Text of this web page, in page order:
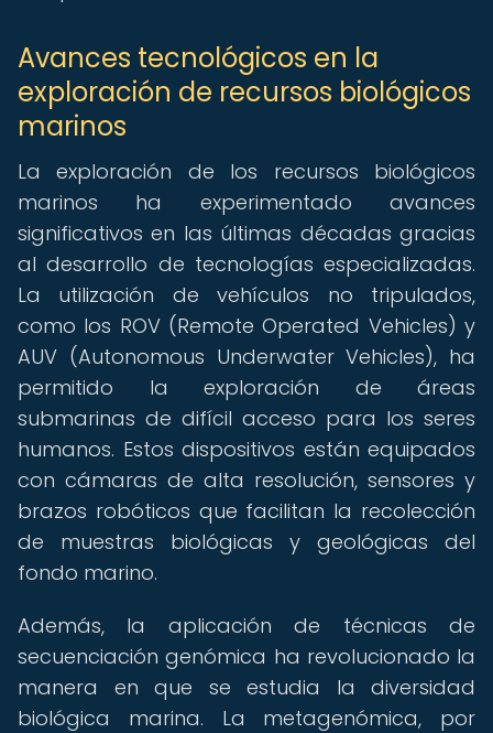
Avances tecnológicos en la
exploración de recursos biológicos
marinos
La exploración de los recursos biológicos
marinos ha experimentado avances
significativos en las últimas décadas gracias
al desarrollo de tecnologías especializadas.
La utilización de vehículos no tripulados,
como los ROV (Remote Operated Vehicles) y
AUV (Autonomous Underwater Vehicles), ha
permitido la exploración de áreas
submarinas de difícil acceso para los seres
humanos. Estos dispositivos están equipados
con cámaras de alta resolución, sensores y
brazos robóticos que facilitan la recolección
de muestras biológicas y geológicas del
fondo marino.
Además, la aplicación de técnicas de
secuenciación genómica ha revolucionado la
manera en que se estudia la diversidad
biológica marina. La metagenómica, por